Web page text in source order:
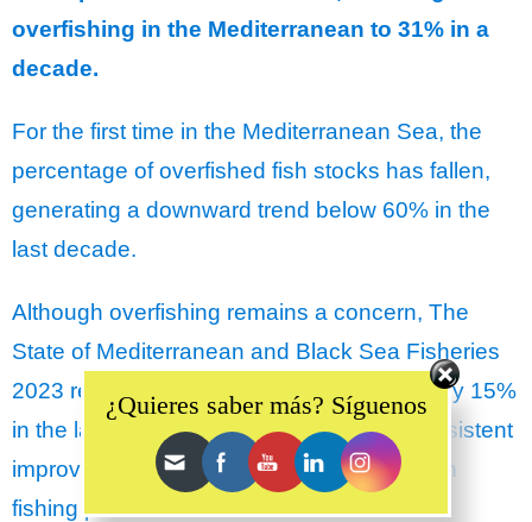
overfishing in the Mediterranean to 31% in a
decade.
For the first time in the Mediterranean Sea, the
percentage of overfished fish stocks has fallen,
generating a downward trend below 60% in the
last decade.
Although overfishing remains a concern, The
State of Mediterranean and Black Sea Fisheries
2023 report finds that the figure has fallen by 15%
in the last year, considering this drop a consistent
improvement that continues the reduction in
fishing pressure, which began in 2012.
¿Quieres saber más? Síguenos
Set Youtube Channel ID